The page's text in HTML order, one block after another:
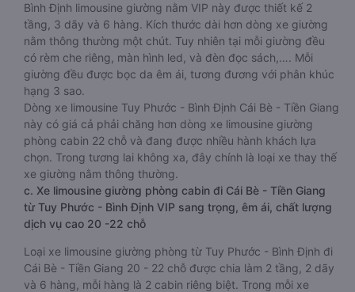
Bình Định limousine giường nằm VIP này được thiết kế 2
tầng, 3 dãy và 6 hàng. Kích thước dài hơn dòng xe giường
nằm thông thường một chút. Tuy nhiên tại mỗi giường đều
có rèm che riêng, màn hình led, và đèn đọc sách,…. Mỗi
giường đều được bọc da êm ái, tương đương với phân khúc
hạng 3 sao.
Dòng xe limousine Tuy Phước - Bình Định Cái Bè - Tiền Giang
này có giá cả phải chăng hơn dòng xe limousine giường
phòng cabin 22 chỗ và đang được nhiều hành khách lựa
chọn. Trong tương lai không xa, đây chính là loại xe thay thế
xe giường nằm thông thường.
c. Xe limousine giường phòng cabin đi Cái Bè - Tiền Giang
từ Tuy Phước - Bình Định VIP sang trọng, êm ái, chất lượng
dịch vụ cao 20 -22 chỗ
Loại xe limousine giường phòng từ Tuy Phước - Bình Định đi
Cái Bè - Tiền Giang 20 - 22 chỗ được chia làm 2 tầng, 2 dãy
và 6 hàng, mỗi hàng là 2 cabin riêng biệt. Trong mỗi xe